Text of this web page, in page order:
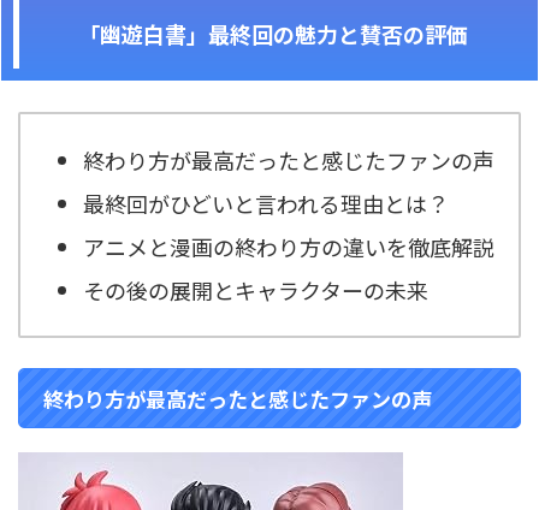
「幽遊白書」最終回の魅力と賛否の評価
終わり方が最高だったと感じたファンの声
最終回がひどいと言われる理由とは？
アニメと漫画の終わり方の違いを徹底解説
その後の展開とキャラクターの未来
終わり方が最高だったと感じたファンの声